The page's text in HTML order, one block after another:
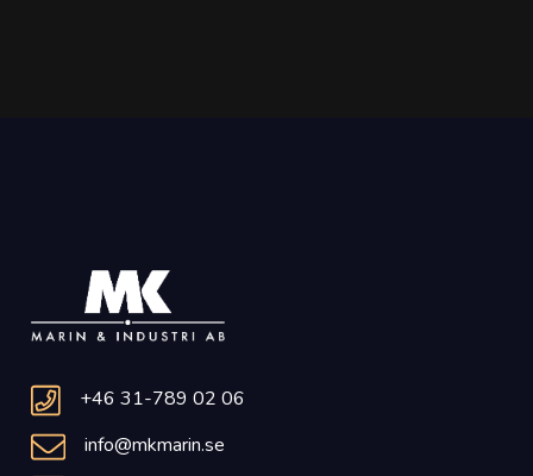
+46 31-789 02 06
info@mkmarin.se